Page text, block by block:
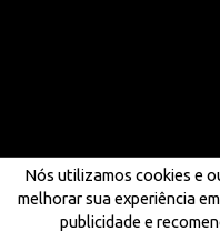
Nós utilizamos cookies e
melhorar sua experiência
publicidade e